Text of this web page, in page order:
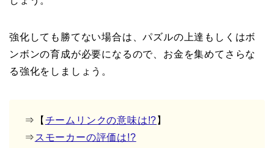
強化しても勝てない場合は、パズルの上達もしくはボ
ンボンの育成が必要になるので、お金を集めてさらな
る強化をしましょう。
⇒【 チームリンクの意味は!? 】
⇒ スモーカーの評価は!?